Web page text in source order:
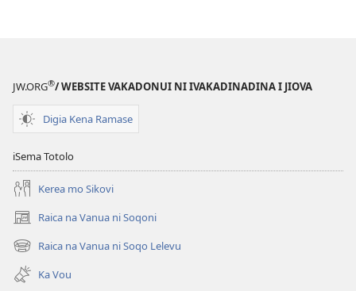
JW.ORG®/ WEBSITE VAKADONUI NI IVAKADINADINA I JIOVA
Digia Kena Ramase
iSema Totolo
Kerea mo Sikovi
Raica na Vanua ni Soqoni
(opens
new
window)
Raica na Vanua ni Soqo Lelevu
(opens
new
window)
Ka Vou